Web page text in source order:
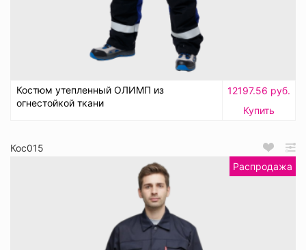
Костюм утепленный ОЛИМП из
огнестойкой ткани
12197.56 руб.
Купить
Кос015
Распродажа